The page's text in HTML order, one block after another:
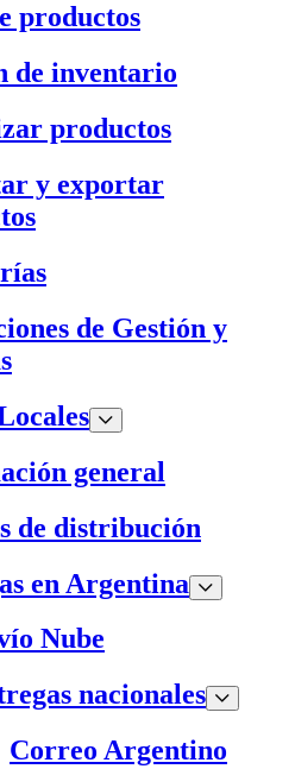
productos
de inventario
productos
y exportar
de Gestión y
general
de distribución
en Argentina
Nube
nacionales
Correo Argentino